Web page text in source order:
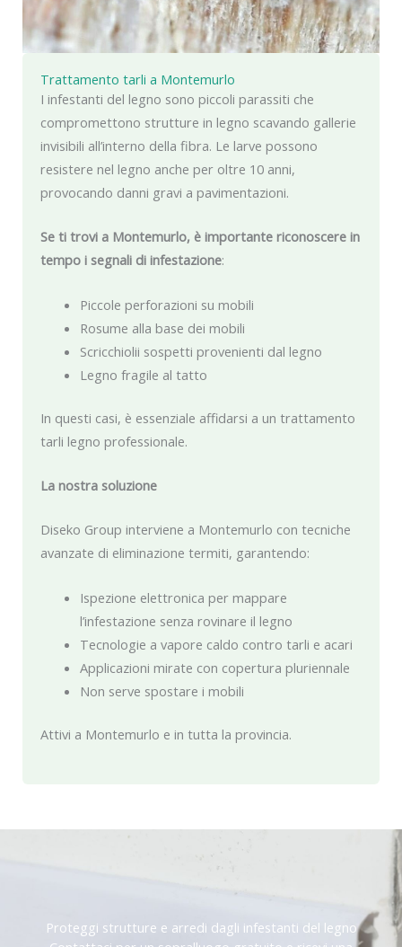
Trattamento tarli a Montemurlo
I infestanti del legno sono piccoli parassiti che
compromettono strutture in legno scavando gallerie
invisibili all’interno della fibra. Le larve possono
resistere nel legno anche per oltre 10 anni,
provocando danni gravi a pavimentazioni.
Se ti trovi a Montemurlo, è importante riconoscere in
tempo i segnali di infestazione:
Piccole perforazioni su mobili
Rosume alla base dei mobili
Scricchiolii sospetti provenienti dal legno
Legno fragile al tatto
In questi casi, è essenziale affidarsi a un trattamento
tarli legno professionale.
La nostra soluzione
Diseko Group interviene a Montemurlo con tecniche
avanzate di eliminazione termiti, garantendo:
Ispezione elettronica per mappare
l’infestazione senza rovinare il legno
Tecnologie a vapore caldo contro tarli e acari
Applicazioni mirate con copertura pluriennale
Non serve spostare i mobili
Attivi a Montemurlo e in tutta la provincia.
Proteggi strutture e arredi dagli infestanti del legno